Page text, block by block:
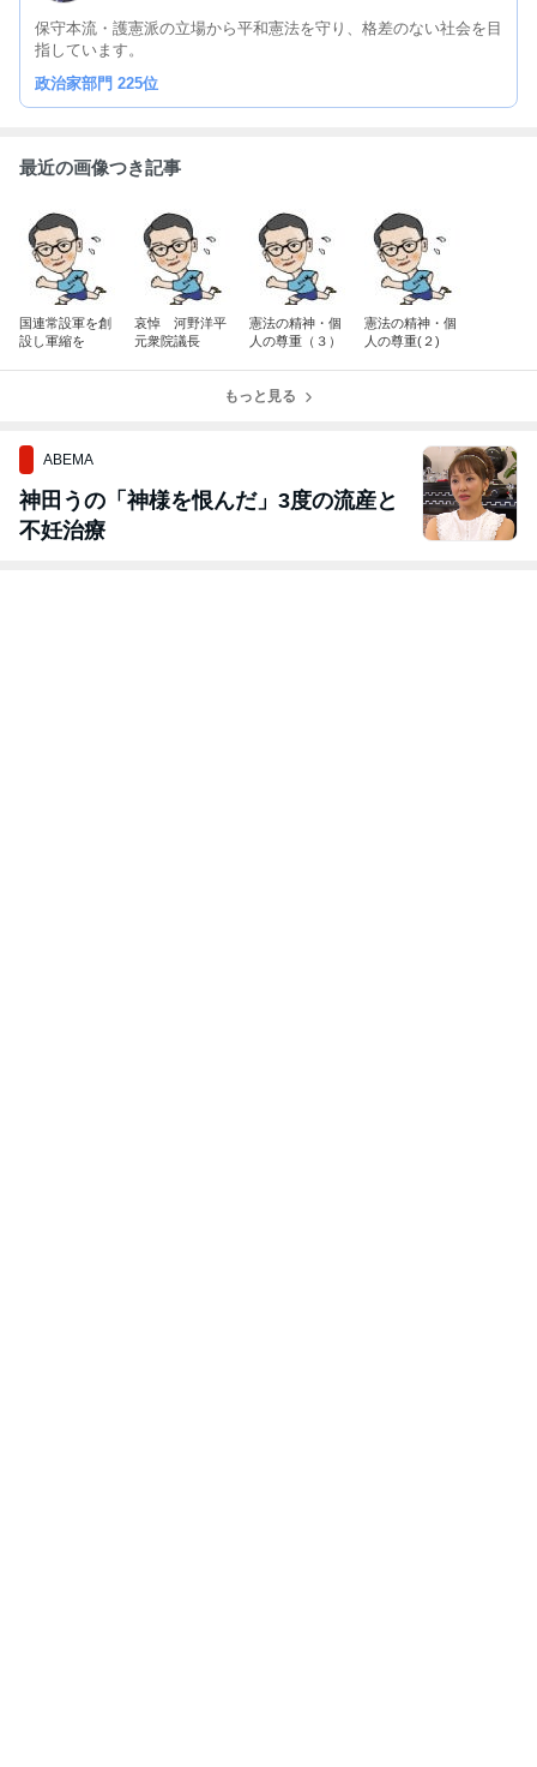
保守本流・護憲派の立場から平和憲法を守り、格差のない社会を目
指しています。
政治家部門 225位
最近の画像つき記事
国連常設軍を創
設し軍縮を
哀悼 河野洋平
元衆院議長
憲法の精神・個
人の尊重（３）
憲法の精神・個
人の尊重(２)
もっと見る
ABEMA
神田うの「神様を恨んだ」3度の流産と
不妊治療